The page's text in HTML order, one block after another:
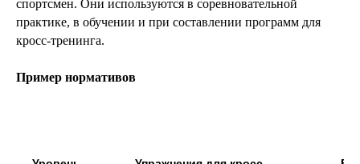
спортсмен. Они используются в соревновательной
практике, в обучении и при составлении программ для
кросс-тренинга.
Пример нормативов